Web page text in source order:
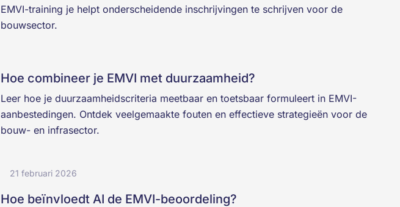
EMVI-training je helpt onderscheidende inschrijvingen te schrijven voor de
bouwsector.
Hoe combineer je EMVI met duurzaamheid?
Leer hoe je duurzaamheidscriteria meetbaar en toetsbaar formuleert in EMVI-
aanbestedingen. Ontdek veelgemaakte fouten en effectieve strategieën voor de
bouw- en infrasector.
21 februari 2026
Hoe beïnvloedt AI de EMVI-beoordeling?